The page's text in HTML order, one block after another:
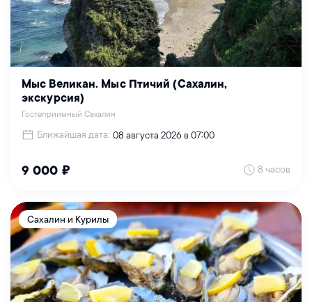
Мыс Великан. Мыс Птичий (Сахалин,
экскурсия)
Гостеприимный Сахалин
Ближайшая дата: 08 августа 2026 в 07:00
9 000 ₽ 8 часов
Сахалин и Курилы